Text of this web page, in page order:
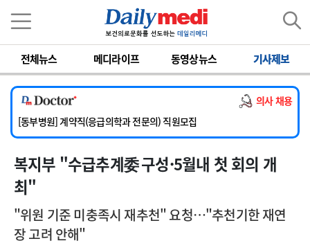
전체뉴스 메디라이프 동영상뉴스 기사제보
의사 채용
[서울아산병원] 2026년 하반기 인턴 모집
[영남대학교의료원] 마취통증의학과 임기제 임상의사 채용
[충남대학교병원] 소아청소년과(소아응급전담) 계약직 의사 공개채용
[동부병원] 계약직(응급의학과 전문의) 직원모집
[이대목동병원] 하반기 전공의(레지던트1년차) 모집
[서울아산병원] 2026년 하반기 인턴 모집
[영남대학교의료원] 마취통증의학과 임기제 임상의사 채용
복지부 "수급추계委 구성·5월내 첫 회의 개
최"
"위원 기준 미충족시 재추천" 요청…"추천기한 재연
장 고려 안해"